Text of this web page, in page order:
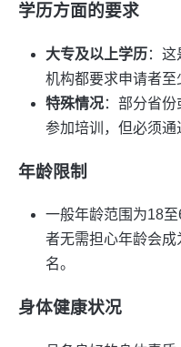
学历方面的要求
大专及以上学历：
机构都要求申请者至
特殊情况：部分省
参加培训，但必须通
年龄限制
一般年龄范围为18
者无需担心年龄会
名。
身体健康状况